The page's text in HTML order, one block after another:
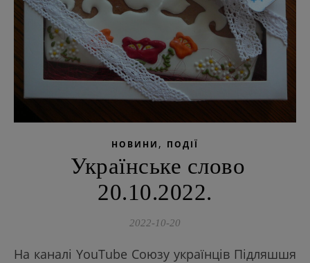
НОВИНИ , ПОДІЇ
Українське слово
20.10.2022.
2022-10-20
На каналі YouTube Союзу українців Підляшшя